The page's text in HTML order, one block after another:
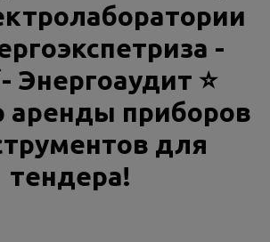
-
Энергоаудит ⭐
аренды приборов
для
тендера!